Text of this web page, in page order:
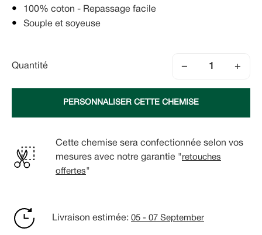
100% coton - Repassage facile
Souple et soyeuse
Quantité − +
PERSONNALISER CETTE CHEMISE
Cette chemise sera confectionnée selon vos
mesures avec notre garantie " retouches
offertes"
Livraison estimée: 05 - 07 September